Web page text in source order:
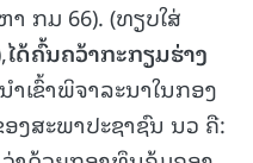
ກມ 66). (ທຽບໃສ່
ໄດ້ຄົ້ນຄວ້າກະກຽມຮ່າງ
ເຂົ້າພິຈາລະນາໃນກອງ
ງສະພາປະຊາຊົນ ນວ ຄື: